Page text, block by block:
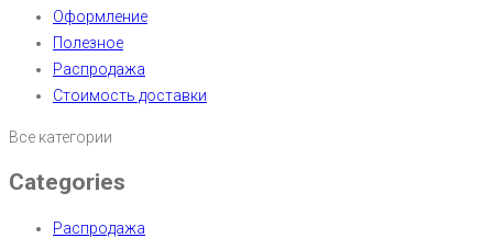
Оформление
Полезное
Распродажа
Стоимость доставки
Все категории
Categories
Распродажа